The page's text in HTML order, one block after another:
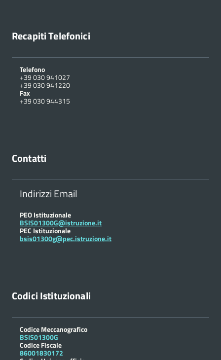
Recapiti Telefonici
Telefono
+39 030 941027
+39 030 941220
Fax
+39 030 944315
Contatti
Indirizzi Email
PEO Istituzionale
BSIS01300G@istruzione.it
PEC Istituzionale
bsis01300g@pec.istruzione.it
Codici Istituzionali
Codice Meccanografico
BSIS01300G
Codice Fiscale
86001830172